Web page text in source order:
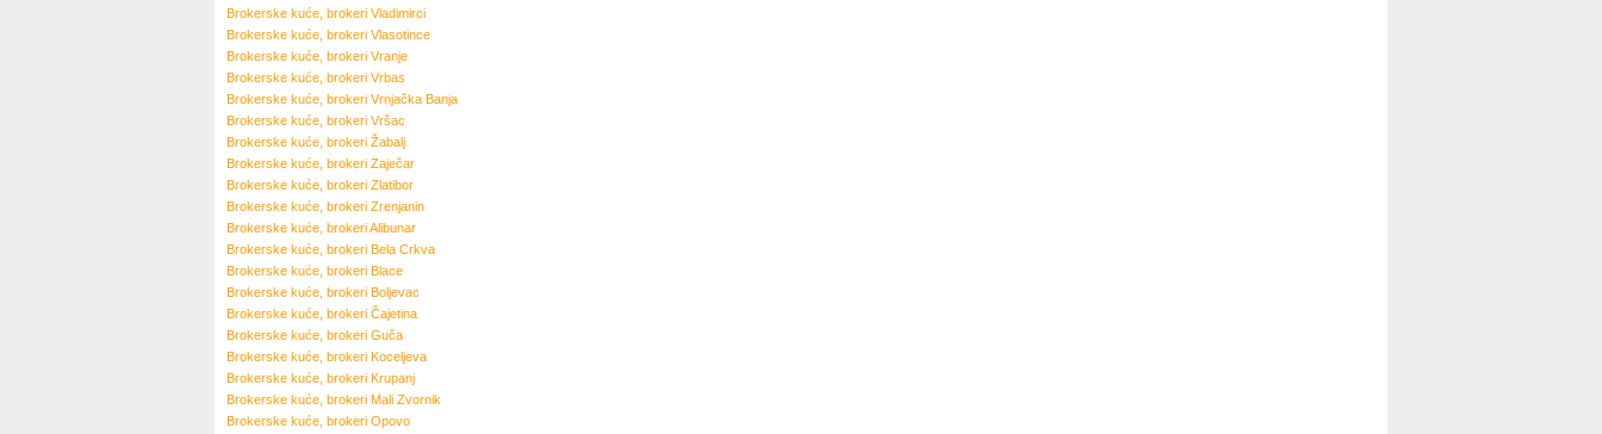
Brokerske kuće, brokeri Vladimirci
Brokerske kuće, brokeri Vlasotince
Brokerske kuće, brokeri Vranje
Brokerske kuće, brokeri Vrbas
Brokerske kuće, brokeri Vrnjačka Banja
Brokerske kuće, brokeri Vršac
Brokerske kuće, brokeri Žabalj
Brokerske kuće, brokeri Zaječar
Brokerske kuće, brokeri Zlatibor
Brokerske kuće, brokeri Zrenjanin
Brokerske kuće, brokeriAlibunar
Brokerske kuće, brokeri Bela Crkva
Brokerske kuće, brokeri Blace
Brokerske kuće, brokeri Boljevac
Brokerske kuće, brokeri Čajetina
Brokerske kuće, brokeri Guča
Brokerske kuće, brokeri Koceljeva
Brokerske kuće, brokeri Krupanj
Brokerske kuće, brokeri Mali Zvornik
Brokerske kuće, brokeri Opovo